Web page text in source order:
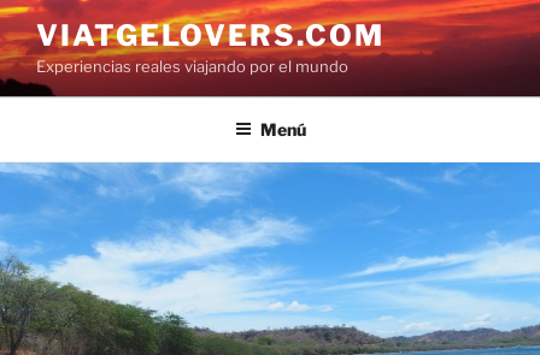
Saltar
al
contenido
VIATGELOVERS.COM
Experiencias reales viajando por el mundo
Menú